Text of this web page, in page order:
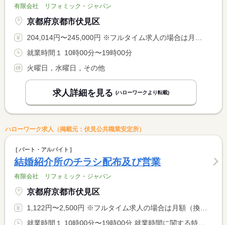
有限会社 リフォミック・ジャパン
京都府京都市伏見区
204,014円〜245,000円 ※フルタイム求人の場合は月額（換算額）、パート求人の場合は時間額を表示しています。
就業時間１ 10時00分〜19時00分
火曜日，水曜日，その他
求人詳細を見る (ハローワークより転載)
ハローワーク求人（掲載元：伏見公共職業安定所）
パート・アルバイト
結婚紹介所のチラシ配布及び営業
有限会社 リフォミック・ジャパン
京都府京都市伏見区
1,122円〜2,500円 ※フルタイム求人の場合は月額（換算額）、パート求人の場合は時間額を表示しています。